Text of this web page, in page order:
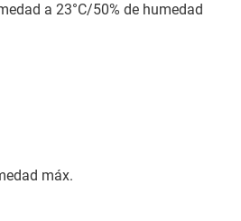
a 23°C/50% de humedad
máx.